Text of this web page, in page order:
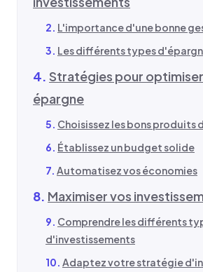
L'importance d'une bonne
Les différents types
Stratégies pour
épargne
Choisissez les bons produits
Établissez un budget solide
Automatisez vos économies
Maximiser vos
Comprendre les différents
d'investissements
Adaptez votre stratégie